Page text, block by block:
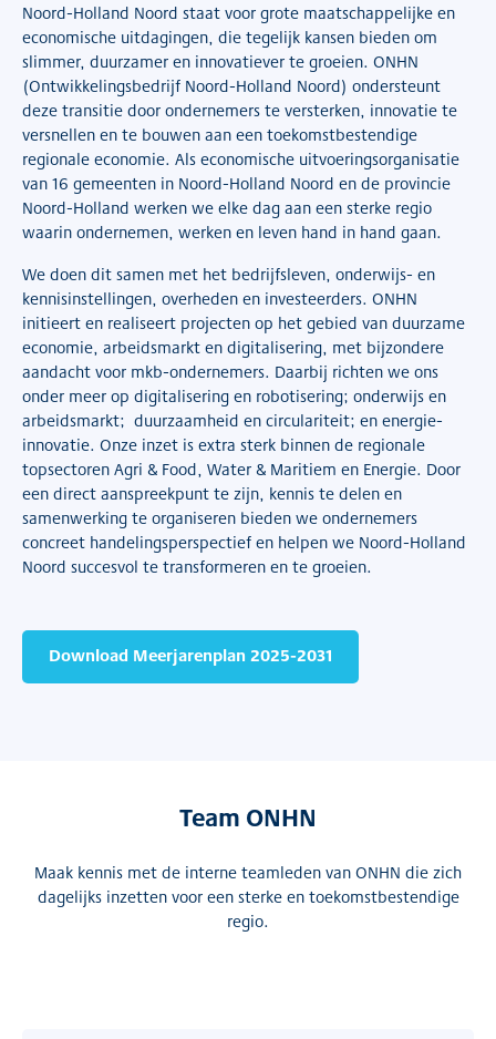
Noord-Holland Noord staat voor grote maatschappelijke en
economische uitdagingen, die tegelijk kansen bieden om
slimmer, duurzamer en innovatiever te groeien. ONHN
(Ontwikkelingsbedrijf Noord-Holland Noord) ondersteunt
deze transitie door ondernemers te versterken, innovatie te
versnellen en te bouwen aan een toekomstbestendige
regionale economie. Als economische uitvoeringsorganisatie
van 16 gemeenten in Noord-Holland Noord en de provincie
Noord-Holland werken we elke dag aan een sterke regio
waarin ondernemen, werken en leven hand in hand gaan.
We doen dit samen met het bedrijfsleven, onderwijs- en
kennisinstellingen, overheden en investeerders. ONHN
initieert en realiseert projecten op het gebied van duurzame
economie, arbeidsmarkt en digitalisering, met bijzondere
aandacht voor mkb-ondernemers. Daarbij richten we ons
onder meer op digitalisering en robotisering; onderwijs en
arbeidsmarkt; duurzaamheid en circulariteit; en energie-
innovatie. Onze inzet is extra sterk binnen de regionale
topsectoren Agri & Food, Water & Maritiem en Energie. Door
een direct aanspreekpunt te zijn, kennis te delen en
samenwerking te organiseren bieden we ondernemers
concreet handelingsperspectief en helpen we Noord-Holland
Noord succesvol te transformeren en te groeien.
Download Meerjarenplan 2025-2031
Team ONHN
Maak kennis met de interne teamleden van ONHN die zich
dagelijks inzetten voor een sterke en toekomstbestendige
regio.